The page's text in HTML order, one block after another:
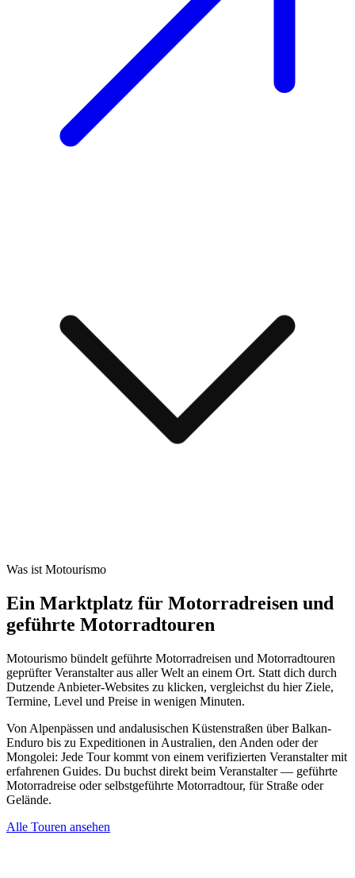
Was ist Motourismo
Ein Marktplatz für Motorradreisen und
geführte Motorradtouren
Motourismo bündelt geführte Motorradreisen und Motorradtouren
geprüfter Veranstalter aus aller Welt an einem Ort. Statt dich durch
Dutzende Anbieter-Websites zu klicken, vergleichst du hier Ziele,
Termine, Level und Preise in wenigen Minuten.
Von Alpenpässen und andalusischen Küstenstraßen über Balkan-
Enduro bis zu Expeditionen in Australien, den Anden oder der
Mongolei: Jede Tour kommt von einem verifizierten Veranstalter mit
erfahrenen Guides. Du buchst direkt beim Veranstalter — geführte
Motorradreise oder selbstgeführte Motorradtour, für Straße oder
Gelände.
Alle Touren ansehen